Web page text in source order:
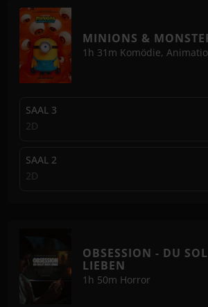
MINIONS &
Komödie,
1h 31m
SAAL 3
2D
SAAL 2
2D
OBSESSION - DU
LIEBEN
Horror
1h 50m